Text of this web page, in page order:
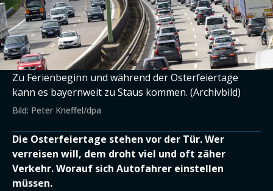
Zu Ferienbeginn und während der Osterfeiertage
kann es bayernweit zu Staus kommen. (Archivbild)
Bild: Peter Kneffel/dpa
Die Osterfeiertage stehen vor der Tür. Wer
verreisen will, dem droht viel und oft zäher
Verkehr. Worauf sich Autofahrer einstellen
müssen.